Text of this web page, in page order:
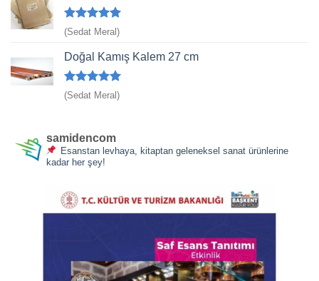
5 üzerinden
5
(Sedat Meral)
Doğal Kamış Kalem 27 cm
5 üzerinden
5
(Sedat Meral)
samidencom
Esanstan levhaya, kitaptan geleneksel sanat ürünlerine
kadar her şey!